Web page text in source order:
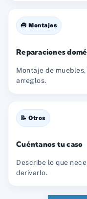
🧰 Montajes
Reparaciones
Montaje de
arreglos.
📝 Otros
Cuéntanos tu caso
Describe lo que
derivarlo.